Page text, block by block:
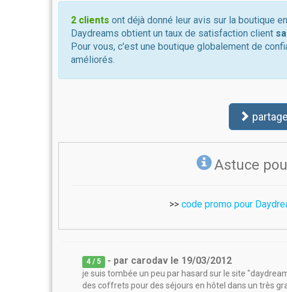
2 clients ont déjà donné leur avis sur la boutique
Daydreams obtient un taux de satisfaction client
Pour vous, c'est une boutique globalement de
améliorés.
Astuce
>> code promo pour
4 / 5 - par carodav le 19/03/2012
je suis tombée un peu par hasard sur le site
des coffrets pour des séjours en hôtel dans un très